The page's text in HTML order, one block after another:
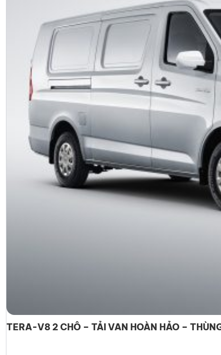
TERA-V8 2 CHỖ – TẢI VAN HOÀN HẢO –